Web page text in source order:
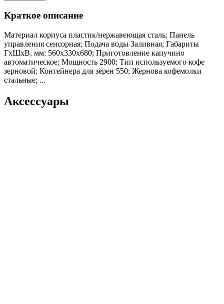
Краткое описание
Материал корпуса пластик/нержавеющая сталь; Панель
управления сенсорная; Подача воды Заливная; Габариты
ГхШхВ, мм: 560х330х680; Приготовление капучино
автоматическое; Мощность 2900; Тип используемого кофе
зерновой; Контейнера для зёрен 550; Жернова кофемолки
стальные; ...
Аксессуары